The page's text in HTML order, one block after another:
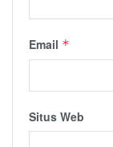
Email *
Situs Web